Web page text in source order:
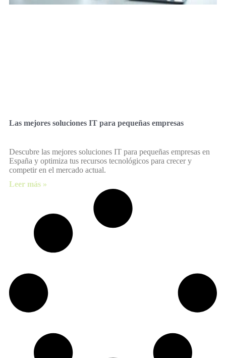
Las mejores soluciones IT para pequeñas empresas
Descubre las mejores soluciones IT para pequeñas empresas en
España y optimiza tus recursos tecnológicos para crecer y
competir en el mercado actual.
Leer más »